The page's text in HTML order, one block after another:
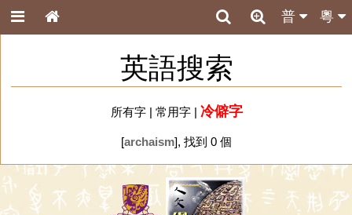
粵
普
英語搜索
所有字| 常用字| 冷僻字
[archaism], 找到 0 個